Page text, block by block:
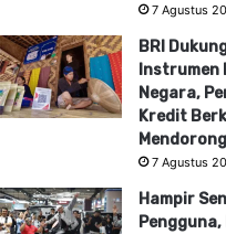
7 Agustus
BRI
Instrumen
Negara,
Kredit
7 Agustus
Hampir